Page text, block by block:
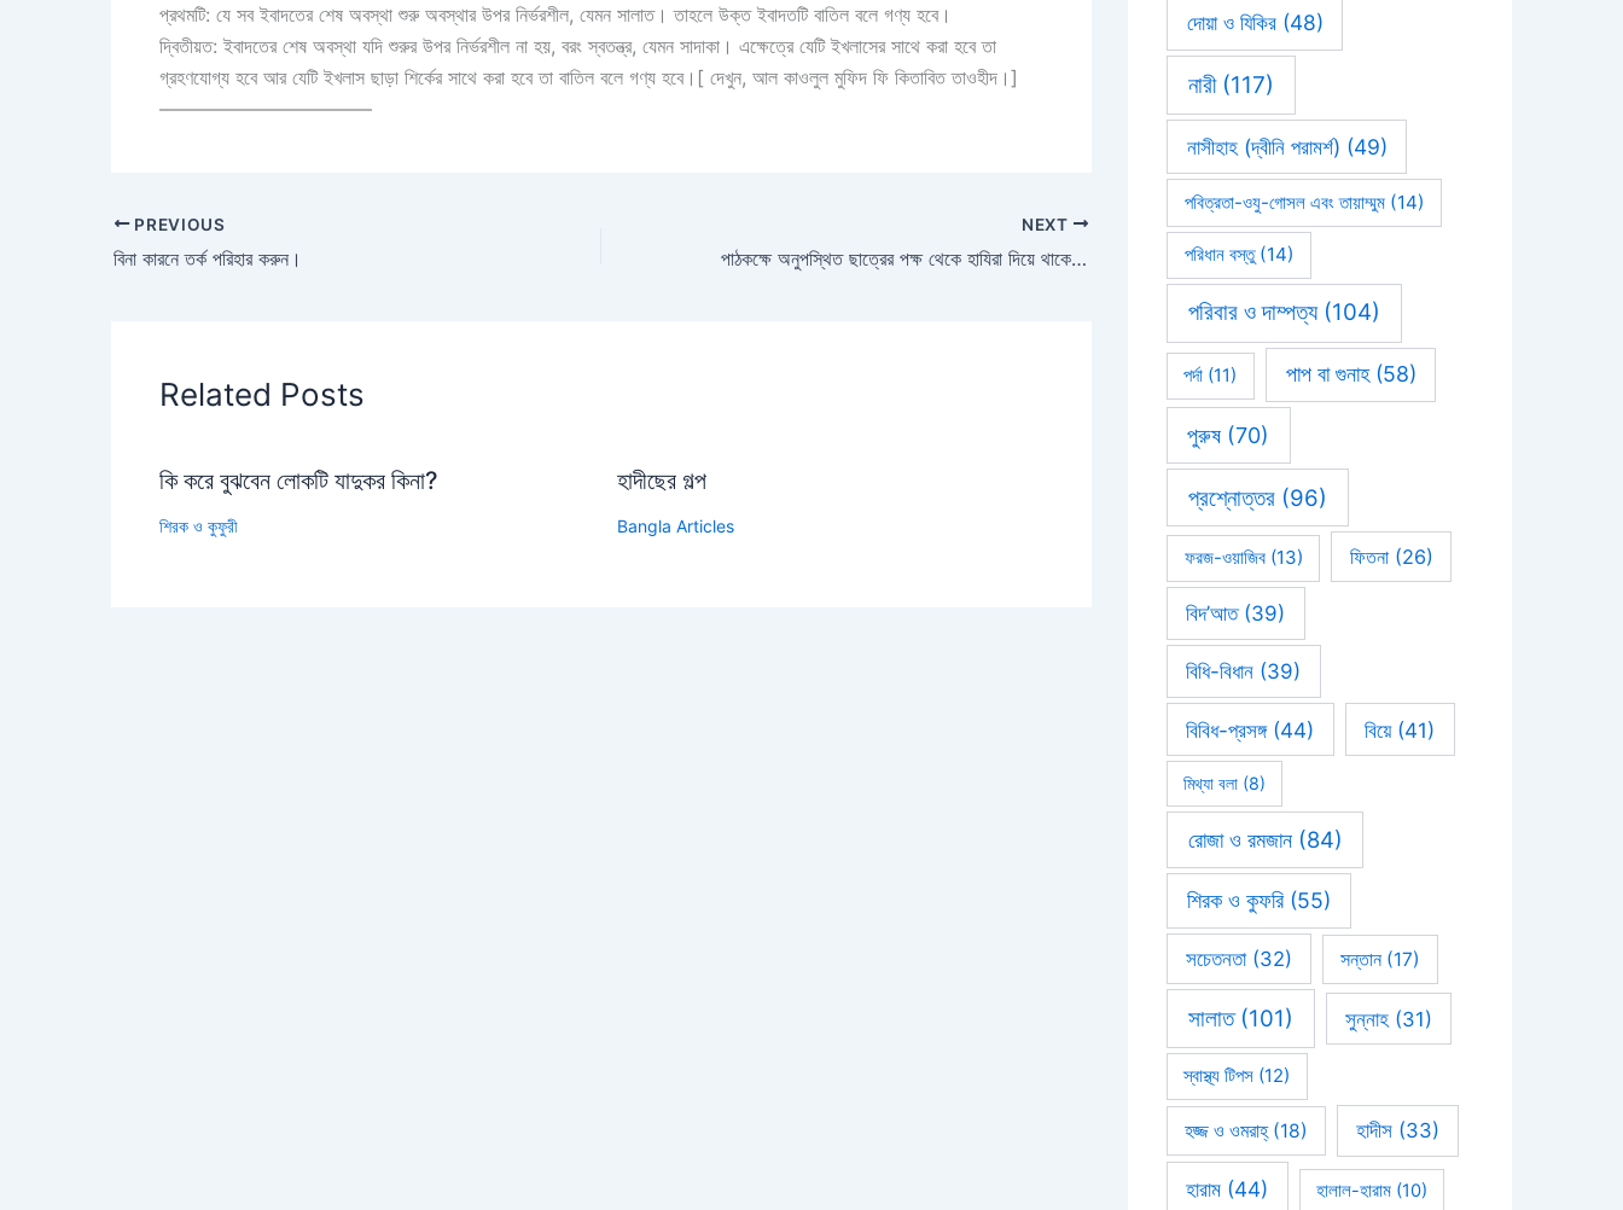
প্রথমটি: যে সব ইবাদতের শেষ অবস্থা শুরু অবস্থার উপর নির্ভরশীল, যেমন সালাত। তাহলে উক্ত ইবাদতটি বাতিল বলে গণ্য হবে।
দ্বিতীয়ত: ইবাদতের শেষ অবস্থা যদি শুরুর উপর নির্ভরশীল না হয়, বরং স্বতন্ত্র, যেমন সাদাকা। এক্ষেত্রে যেটি ইখলাসের সাথে করা হবে তা
গ্রহণযোগ্য হবে আর যেটি ইখলাস ছাড়া শির্কের সাথে করা হবে তা বাতিল বলে গণ্য হবে।[ দেখুন, আল কাওলুল মুফিদ ফি কিতাবিত তাওহীদ।]
———————————
PREVIOUS
বিনা কারনে তর্ক পরিহার করুন।
NEXT
পাঠকক্ষে অনুপস্থিত ছাত্রের পক্ষ থেকে হাযিরা দিয়ে থাকে অনেকের বন্ধুরা, কিন্তু এই বিষয়ে শরিয়ত কি বলে?
Related Posts
কি করে বুঝবেন লোকটি যাদুকর কিনা?
শিরক ও কুফুরী
হাদীছের গল্প
Bangla Articles
দোয়া ও যিকির(48)
নারী(117)
নাসীহাহ (দ্বীনি পরামর্শ) (49)
পবিত্রতা-ওযু-গোসল এবং তায়াম্মুম(14)
পরিধান বস্তু(14)
পরিবার ও দাম্পত্য(104)
পর্দা (11) পাপ বা গুনাহ(58)
পুরুষ (70)
প্রশ্নোত্তর(96)
ফরজ-ওয়াজিব(13) ফিতনা(26)
বিদ’আত(39)
বিধি-বিধান (39)
বিবিধ-প্রসঙ্গ(44) বিয়ে(41)
মিথ্যা বলা(8)
রোজা ও রমজান(84)
শিরক ও কুফরি(55)
সচেতনতা(32) সন্তান(17)
সালাত(101) সুন্নাহ(31)
স্বাস্থ্য টিপস (12)
হজ্জ ও ওমরাহ্‌(18) হাদীস (33)
হারাম (44) হালাল-হারাম (10)